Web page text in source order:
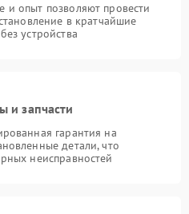
опыт позволяют провести
в кратчайшие
устройства
и запчасти
гарантия на
детали, что
неисправностей